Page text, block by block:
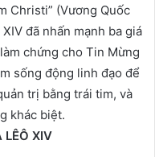
Christi” (Vương Quốc
đã nhấn mạnh ba giá
chứng cho Tin Mừng
sống động linh đạo để
trị bằng trái tim, và
khác biệt.
LÊÔ XIV